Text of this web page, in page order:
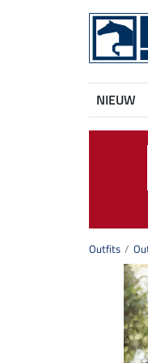
NIEUW
Outfits